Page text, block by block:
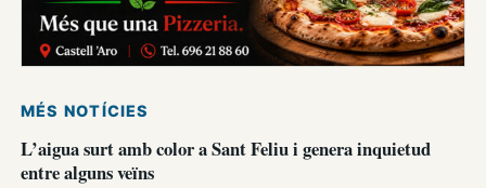
MÉS NOTÍCIES
L’aigua surt amb color a Sant Feliu i genera inquietud
entre alguns veïns